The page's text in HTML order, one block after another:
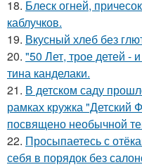
18. Блеск огней,
каблучков.
19. Вкусный хлеб без
20. "50 Лет, трое детей -
тина канделаки.
21. В детском саду
рамках кружка "Детский
посвящено необычной
22. Просыпаетесь с
себя в порядок без